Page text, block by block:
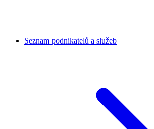
Seznam podnikatelů a služeb